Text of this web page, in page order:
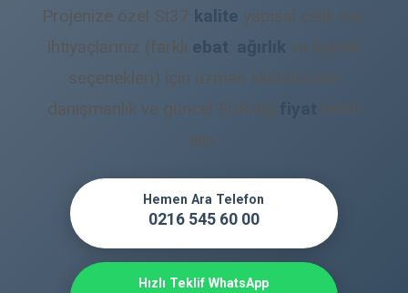
Projenize özel St37 kalite yapısal çelik sac
ihtiyaçlarınız (farklı ebat, ağırlık
ve kalınlık
seçenekleri) için uzman ekibimizden
danışmanlık ve güncel EUR/kg
alın.
Hemen Ara Telefon
0216 545 60 00
Hızlı Teklif WhatsApp